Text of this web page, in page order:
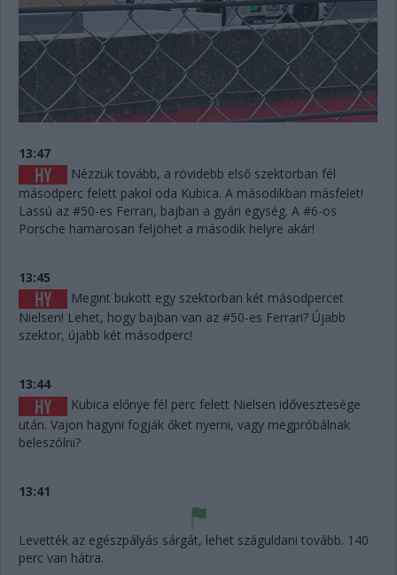
13:47
Nézzük tovább, a rövidebb első szektorban fél
másodperc felett pakol oda Kubica. A másodikban másfelet!
Lassú az #50-es Ferrari, bajban a gyári egység. A #6-os
Porsche hamarosan feljöhet a második helyre akár!
13:45
Megint bukott egy szektorban két másodpercet
Nielsen! Lehet, hogy bajban van az #50-es Ferrari? Újabb
szektor, újabb két másodperc!
13:44
Kubica előnye fél perc felett Nielsen idővesztesége
után. Vajon hagyni fogják őket nyerni, vagy megpróbálnak
beleszólni?
13:41
Levették az egészpályás sárgát, lehet száguldani tovább. 140
perc van hátra.